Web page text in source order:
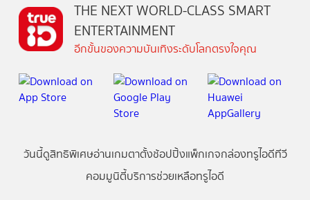
THE NEXT WORLD-CLASS SMART
ENTERTAINMENT
อีกขั้นของความบันเทิงระดับโลกตรงใจคุณ
วันนี้ดูสิทธิพิเศษอ่านเกมตาตั้งช้อปปิ้งแพ็กเกจกล่องทรูไอดีทีวี
คอมมูนิตี้บริการช่วยเหลือทรูไอดี